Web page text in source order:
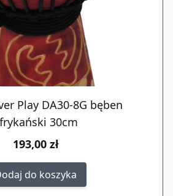
Play DA30-8G bęben
30cm
193,00 zł
do koszyka